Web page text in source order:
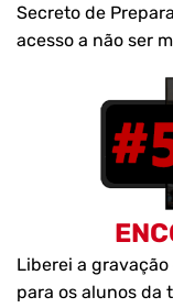
Secreto de
acesso a não ser
Liberei a
para os alunos da